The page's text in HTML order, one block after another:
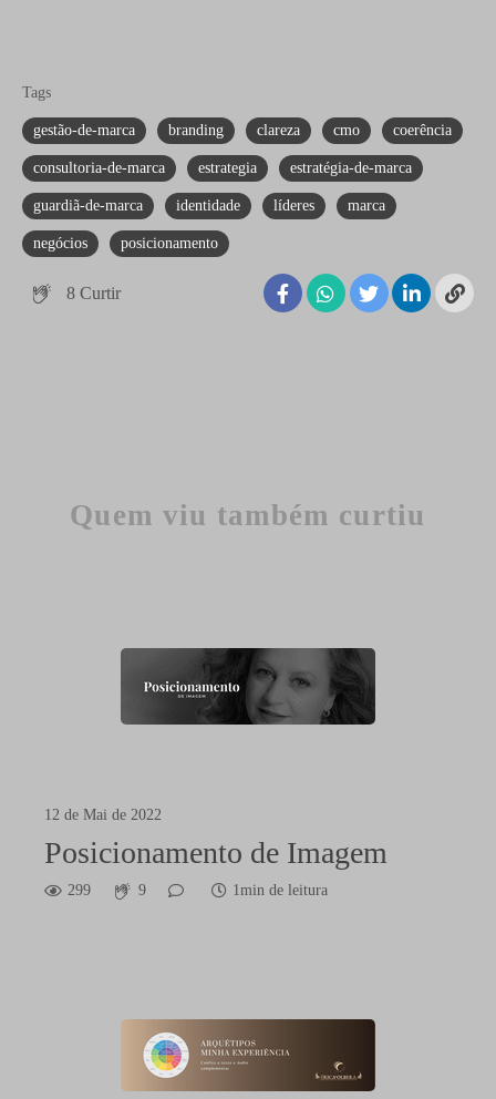
Tags
gestão-de-marca branding clareza cmo coerência
consultoria-de-marca estrategia estratégia-de-marca
guardiã-de-marca identidade líderes marca
negócios posicionamento
8 Curtir
Quem viu também curtiu
12 de Mai de 2022
Posicionamento de Imagem
299 9 1min de leitura